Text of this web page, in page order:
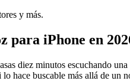
y más.
para iPhone en
diez minutos escuchando
hace buscable más allá de un